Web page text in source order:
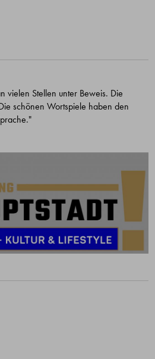
vielen Stellen unter Beweis. Die
schönen Wortspiele haben den